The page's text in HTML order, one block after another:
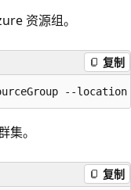
资源组。
复制
集。
复制